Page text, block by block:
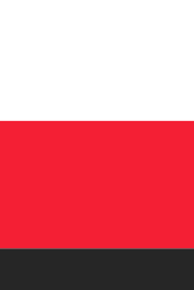
monetario es LD.
de Dinar libio y un